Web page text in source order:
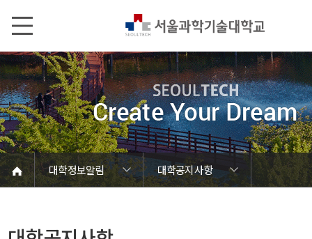
대학정보알림
대학공지사항
대학정보알림
정보공개
정보서비스안내
온라인민원센터
청렴행정
갑질신고센터
유실물 센터
SEOULTECH광장
대학공지사항
학사공지
장학공지
대학원공지
취업공지
대학입찰
채용정보
공모/외부행사
등록금심의위원회
코로나바이러스19 대응안내
재정위원회